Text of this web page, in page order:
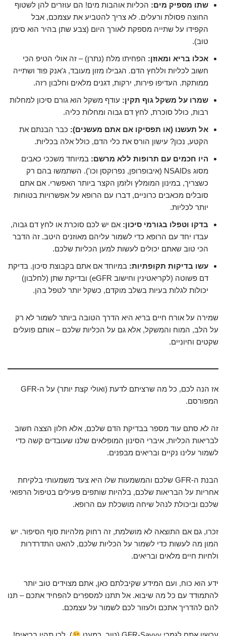
שתו מספיק מים: הכליות אוהבות מים! הם עוזרים להן לשטוף
החוצה פסולת ורעלים. לא צריך להטביע את עצמכם, אבל
הקפידו על שתייה מספקת לאורך היום (צבע שתן בהיר הוא סימן
טוב).
אכלו בריא ומאוזן: הפחיתו מלח (נתרן) – זה אולי הטיפ הכי
חשוב לכליות וללחץ הדם. הגבילו מזון מעובד, ג'אנק פוד ושתייה
ממותקת. העדיפו פירות, ירקות, דגנים מלאים וחלבון רזה.
שמרו על משקל גוף תקין: עודף משקל הוא גורם סיכון למחלות
רבות, כולל סוכרת, לחץ דם גבוה ומחלות כליה.
אל תעשנו (או תפסיקו אם אתם מעשנים): כבר הבנתם את
הקטע, נכון? עישון הורס את כלי הדם, כולל אלה בכליות.
היו חכמים עם תרופות ללא מרשם: במיוחד משככי כאבים
מסוג NSAIDs (איבופרופן, נפרוקסן וכו'). השתמשו בהם רק
כשצריך, במינון המומלץ ולזמן הקצר ביותר האפשרי. אם אתם
סובלים מכאבים כרוניים, דברו עם הרופא על אפשרויות בטוחות
יותר לכליות.
בדקו וטפלו בגורמי סיכון: אם יש לכם סוכרת או לחץ דם גבוה,
עבדו יחד עם הרופא כדי לשמור עליהם מאוזנים היטב. זה הדבר
הכי טוב שאתם יכולים לעשות למען הכליות שלכם.
עשו בדיקות תקופתיות: במיוחד אם אתם בקבוצת סיכון. בדיקת
דם פשוטה (לקריאטינין וחישוב eGFR) ובדיקת שתן (לחלבון)
יכולות לגלות בעיות בשלב מוקדם, כשקל יותר לטפל בהן.
שמירה על אורח חיים בריא היא הדרך הטובה ביותר לשמור לא רק
על הלב, המוח והמשקל, אלא גם על הכליות שלכם – אותם פועלים
שקטים וחיוניים.
אז הנה לכם, כל מה שרציתם לדעת (ואולי קצת יותר) על ה-GFR
המפורסם.
זה לא סתם עוד מספר בבדיקת הדם שלכם, אלא חלון הצצה חשוב
לבריאות הכליות, איברי הסינון המופלאים שלנו שעובדים קשה כדי
לשמור עלינו נקיים ובריאים מבפנים.
הבנת ה-GFR שלכם והמשמעות שלו היא צעד משמעותי בלקיחת
אחריות על הבריאות שלכם, בלהיות שותפים פעילים בטיפול הרפואי
שלכם וביכולת לנהל שיחה מושכלת עם הרופא.
זכרו, גם אם התוצאה לא מושלמת, זה רחוק מלהיות סוף הסיפור. יש
המון מה לעשות כדי לשמור על הכליות שלכם, להאט התדרדרות
ולחיות חיים מלאים ובריאים.
ידע הוא כוח, ועם המידע שקיבלתם כאן, אתם מצוידים טוב יותר
להתמודד עם כל מה שיבוא. אל תתנו למספרים להפחיד אתכם – תנו
להם להדריך אתכם ולעזור לכם לשמור על עצמכם.